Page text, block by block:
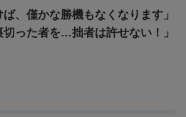
、僅かな勝機もなくなります」
った者を…拙者は許せない！」